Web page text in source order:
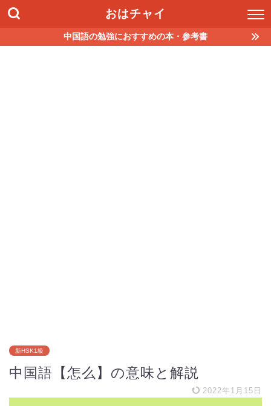
おはチャイ
中国語の勉強におすすめの本・参考書
新HSK1級
中国語【怎么】の意味と解説
2022年1月15日